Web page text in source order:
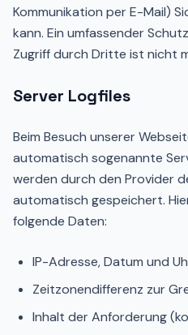
Kommunikation per E-Mail)
kann. Ein umfassender
Zugriff durch Dritte ist nicht
Server Logfiles
Beim Besuch unserer
automatisch sogenannte
werden durch den Provider
automatisch gespeichert.
folgende Daten:
IP-Adresse, Datum und
Zeitzonendifferenz zur
Inhalt der Anforderung